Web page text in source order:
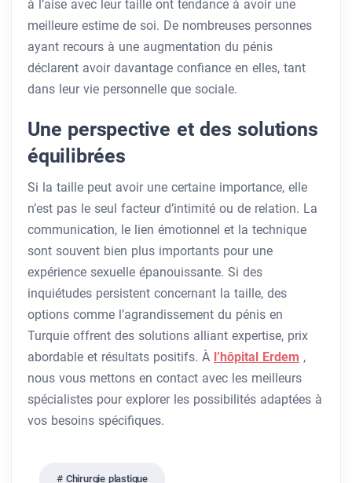
à l’aise avec leur taille ont tendance à avoir une
meilleure estime de soi. De nombreuses personnes
ayant recours à une augmentation du pénis
déclarent avoir davantage confiance en elles, tant
dans leur vie personnelle que sociale.
Une perspective et des solutions
équilibrées
Si la taille peut avoir une certaine importance, elle
n’est pas le seul facteur d’intimité ou de relation. La
communication, le lien émotionnel et la technique
sont souvent bien plus importants pour une
expérience sexuelle épanouissante. Si des
inquiétudes persistent concernant la taille, des
options comme l’agrandissement du pénis en
Turquie offrent des solutions alliant expertise, prix
abordable et résultats positifs. À l’hôpital Erdem ,
nous vous mettons en contact avec les meilleurs
spécialistes pour explorer les possibilités adaptées à
vos besoins spécifiques.
Chirurgie plastique